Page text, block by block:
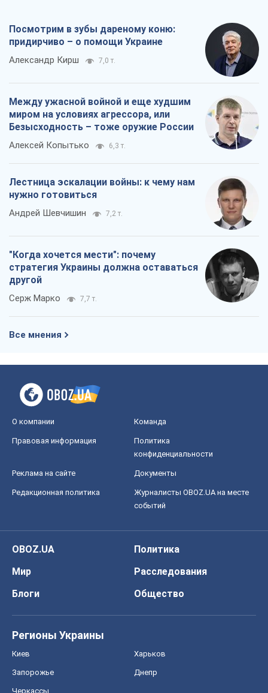
Посмотрим в зубы дареному коню:
придирчиво – о помощи Украине
Александр Кирш 7,0 т.
Между ужасной войной и еще худшим
миром на условиях агрессора, или
Безысходность – тоже оружие России
Алексей Копытько 6,3 т.
Лестница эскалации войны: к чему нам
нужно готовиться
Андрей Шевчишин 7,2 т.
"Когда хочется мести": почему
стратегия Украины должна оставаться
другой
Серж Марко 7,7 т.
Все мнения
О компании Команда
Правовая информация
Политика
конфиденциальности
Реклама на сайте Документы
Редакционная политика
Журналисты OBOZ.UA на месте
событий
OBOZ.UA
Политика
Мир
Расследования
Блоги
Общество
Регионы Украины
Киев Харьков
Запорожье Днепр
Черкассы